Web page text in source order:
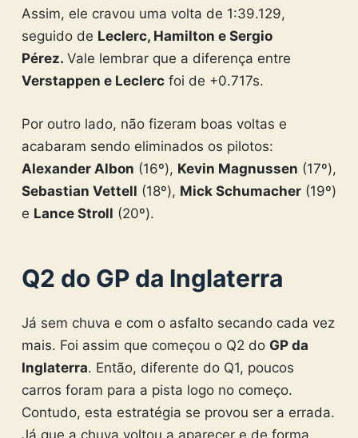
Assim, ele cravou uma volta de 1:39.129,
seguido de Leclerc, Hamilton e Sergio
Pérez. Vale lembrar que a diferença entre
Verstappen e Leclercfoi de +0.717s.
Por outro lado, não fizeram boas voltas e
acabaram sendo eliminados os pilotos:
Alexander Albon (16º), Kevin Magnussen (17º),
Sebastian Vettell (18º), Mick Schumacher(19º)
e Lance Stroll (20º).
Q2 do GP da Inglaterra
Já sem chuva e com o asfalto secando cada vez
mais. Foi assim que começou o Q2 do GP da
Inglaterra. Então, diferente do Q1, poucos
carros foram para a pista logo no começo.
Contudo, esta estratégia se provou ser a errada.
Já que a chuva voltou a aparecer e de forma